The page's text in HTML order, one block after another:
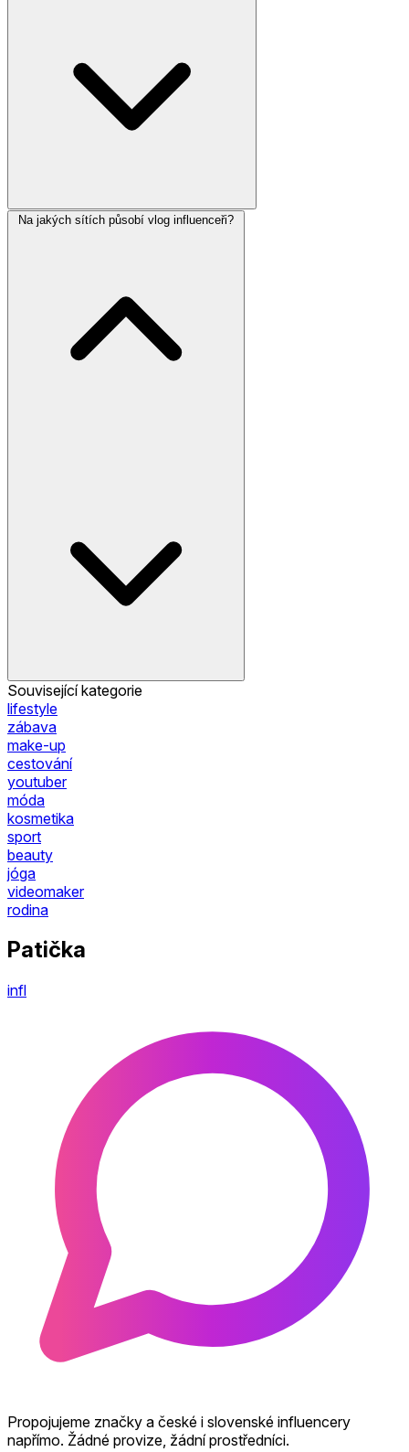
Na jakých sítích působí vlog influenceři?
Související kategorie
lifestyle
zábava
make-up
cestování
youtuber
móda
kosmetika
sport
beauty
jóga
videomaker
rodina
Patička
infl
Propojujeme značky a české i slovenské influencery
napřímo. Žádné provize, žádní prostředníci.